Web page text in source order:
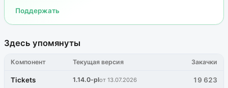
Поддержать
Здесь упомянуты
Компонент Текущая версия Закачки
Tickets 1.14.0-plот 13.07.2026 19 623